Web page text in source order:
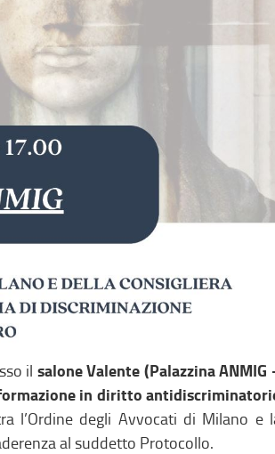
il salone Valente (Palazzina ANMIG
in diritto
l’Ordine degli Avvocati di Milano e
al suddetto Protocollo.